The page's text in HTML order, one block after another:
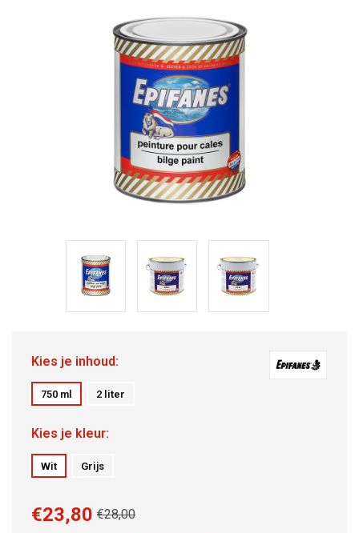
Kies je inhoud:
750 ml 2 liter
Kies je kleur:
Wit Grijs
€28,00
€23,80